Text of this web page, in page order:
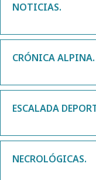
NOTICIAS.
CRÓNICA ALPINA.
ESCALADA
NECROLÓGICAS.